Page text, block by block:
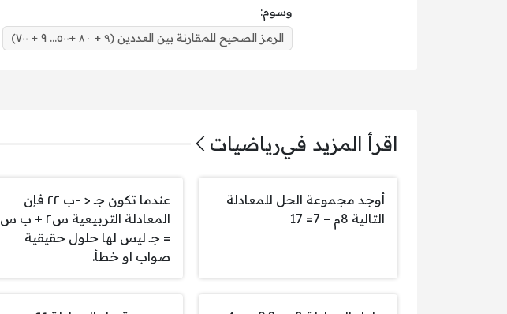
وسوم:
الرمز الصحيح للمقارنة بين العددين (۹ + ۸۰ +٥٠٠... ٩ + ٧٠٠)
اقرأ المزيد فيرياضيات
أوجد مجموعة الحل للمعادلة
التالية 8م – 7= 17
عندما تكون جـ < -ب ٢٢ فإن
المعادلة التربيعية س٢ + ب س
= جـ ليس لها حلول حقيقية
صواب او خطأ.